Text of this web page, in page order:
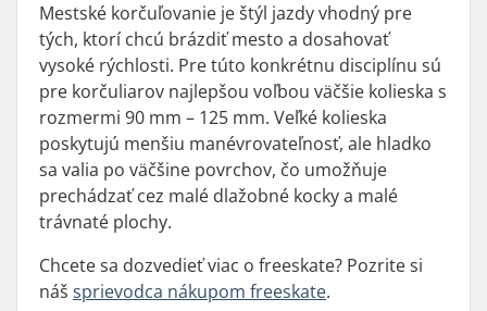
Mestské korčuľovanie je štýl jazdy vhodný pre
tých, ktorí chcú brázdiť mesto a dosahovať
vysoké rýchlosti. Pre túto konkrétnu disciplínu sú
pre korčuliarov najlepšou voľbou väčšie kolieska s
rozmermi 90 mm – 125 mm. Veľké kolieska
poskytujú menšiu manévrovateľnosť, ale hladko
sa valia po väčšine povrchov, čo umožňuje
prechádzať cez malé dlažobné kocky a malé
trávnaté plochy.
Chcete sa dozvedieť viac o freeskate? Pozrite si
náš sprievodca nákupom freeskate.